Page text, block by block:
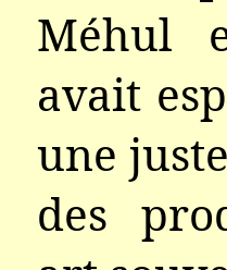
Méhul
avait
une
des